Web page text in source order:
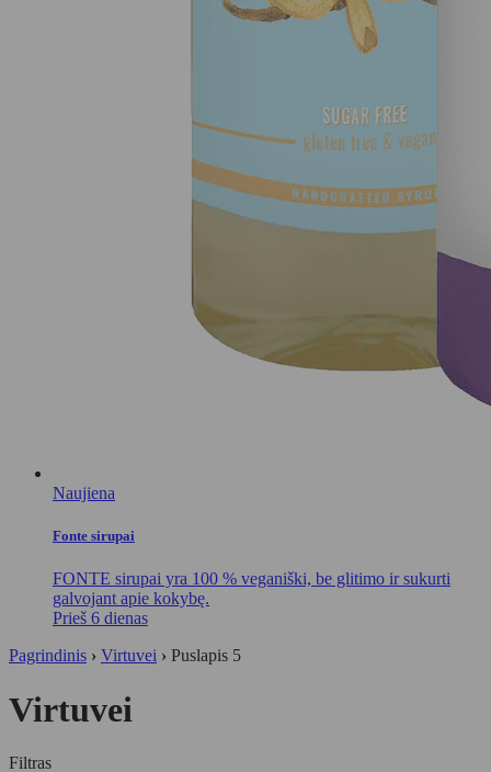
Naujiena
Fonte sirupai
FONTE sirupai yra 100 % veganiški, be glitimo ir sukurti
galvojant apie kokybę.
Prieš 6 dienas
Pagrindinis › Virtuvei › Puslapis 5
Virtuvei
Filtras